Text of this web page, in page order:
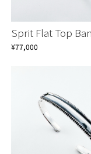
Sprit Flat Top
¥77,000